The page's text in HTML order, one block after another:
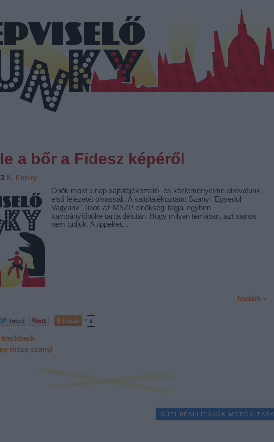
a bőr a Fidesz képéről
K. Funky
Önök most a nap sajtótájékoztató- és közleménycíme alrovatunk
első fejezetét olvassák. A sajtótájékoztatót Szanyi "Egyedül
Vagyunk" Tibor, az MSZP elnökségi tagja, egyben
kampányfőnöke tartja délután. Hogy milyen témában, azt sajnos
nem tudjuk. A tippeket…
tovább »
Tetszik 0
trackback
mszp szanyi
SÜTI BEÁLLÍTÁSOK MÓDOSÍTÁSA